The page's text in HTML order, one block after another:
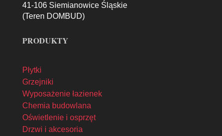
41-106 Siemianowice Śląskie
(Teren DOMBUD)
PRODUKTY
Płytki
Grzejniki
Wyposażenie łazienek
Chemia budowlana
Oświetlenie i osprzęt
Drzwi i akcesoria